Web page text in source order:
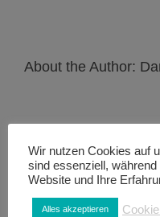
About the Author:
Leave A Comment
Wir nutzen Cookies auf
sind essenziell,
Website und Ihre
Alles akzeptieren